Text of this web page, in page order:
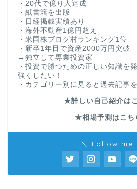
・20代で億り人達成
・紙書籍を出版
・日経掲載実績あり
・海外不動産1億円超え
・米国株ブログ村ランキング1位
・新卒1年目で資産2000万円突破
→独立して専業投資家
・投資で勝つための正しい知識を
強くしたい！
・カテゴリー別に見ると過去記事
★詳しい自己紹介は
★相場予測はこ
＼ Follow me